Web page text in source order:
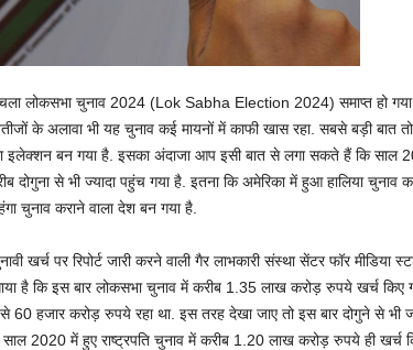
लोकसभा चुनाव 2024 (Lok Sabha Election 2024) समाप्‍त हो
के अलावा भी यह चुनाव कई मायनों में काफी खास रहा. सबसे बड़ी बात
इलेक्‍शन बन गया है. इसका अंदाजा आप इसी बात से लगा सकते हैं कि
दोगुना से भी ज्‍यादा पहुंच गया है. इतना कि अमेरिका में हुआ हालिया
चुनाव कराने वाला देश बन गया है.
खर्च पर रिपोर्ट जारी करने वाली गैर लाभकारी संस्‍था सेंटर फॉर
है कि इस बार लोकसभा चुनाव में करीब 1.35 लाख करोड़ रुपये खर्च
हजार करोड़ रुपये रहा था. इस तरह देखा जाए तो इस बार दोगुने से भी
साल 2020 में हुए राष्‍ट्रपति चुनाव में करीब 1.20 लाख करोड़ रुपये ही खर्च